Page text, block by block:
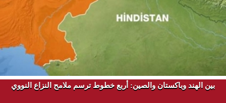
بين الهند وباكستان والصين: أربع خطوط ترسم ملامح النزاع النووي